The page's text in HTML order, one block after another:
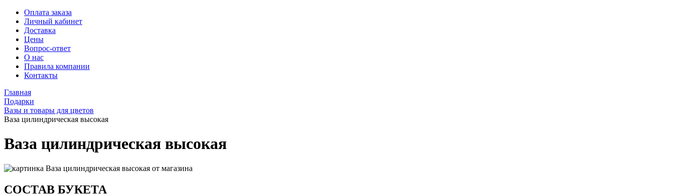
Оплата заказа
Личный кабинет
Доставка
Цены
Вопрос-ответ
О нас
Правила компании
Контакты
Главная
Подарки
Вазы и товары для цветов
Ваза цилиндрическая высокая
Ваза цилиндрическая высокая
СОСТАВ БУКЕТА